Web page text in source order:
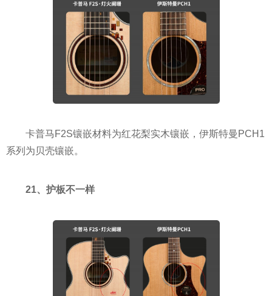
卡普马F2S镶嵌材料为红花梨实木镶嵌，伊斯特曼PCH1
系列为贝壳镶嵌。
21、护板不一样